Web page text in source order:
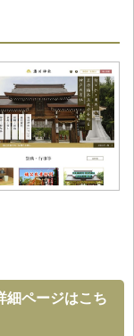
細ページはこち